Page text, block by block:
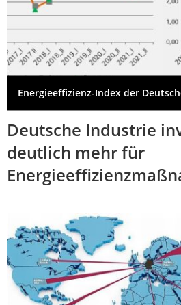
Energieeffizienz-Index der
Deutsche Industrie
deutlich mehr für